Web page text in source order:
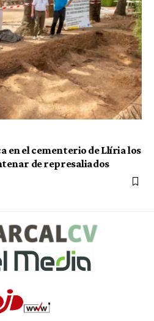
en el cementerio de Llíria los
de represaliados